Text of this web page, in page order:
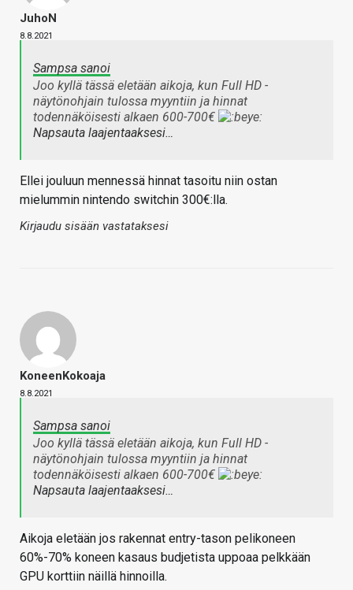
JuhoN
8.8.2021
Sampsa sanoi
Joo kyllä tässä eletään aikoja, kun Full HD -
näytönohjain tulossa myyntiin ja hinnat
todennäköisesti alkaen 600-700€
Napsauta laajentaaksesi…
Ellei jouluun mennessä hinnat tasoitu niin ostan
mielummin nintendo switchin 300€:lla.
Kirjaudu sisään vastataksesi
KoneenKokoaja
8.8.2021
Sampsa sanoi
Joo kyllä tässä eletään aikoja, kun Full HD -
näytönohjain tulossa myyntiin ja hinnat
todennäköisesti alkaen 600-700€
Napsauta laajentaaksesi…
Aikoja eletään jos rakennat entry-tason pelikoneen
60%-70% koneen kasaus budjetista uppoaa pelkkään
GPU korttiin näillä hinnoilla.